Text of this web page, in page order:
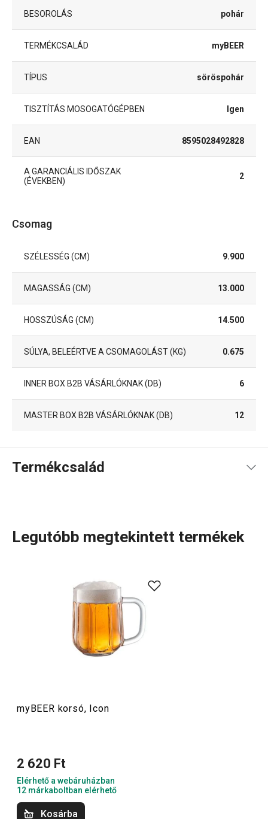
BESOROLÁS pohár
TERMÉKCSALÁD myBEER
TÍPUS söröspohár
TISZTÍTÁS MOSOGATÓGÉPBEN Igen
EAN 8595028492828
A GARANCIÁLIS IDŐSZAK
(ÉVEKBEN)
2
Csomag
SZÉLESSÉG (CM) 9.900
MAGASSÁG (CM) 13.000
HOSSZÚSÁG (CM) 14.500
SÚLYA, BELEÉRTVE A CSOMAGOLÁST (KG) 0.675
INNER BOX B2B VÁSÁRLÓKNAK (DB) 6
MASTER BOX B2B VÁSÁRLÓKNAK (DB) 12
Termékcsalád
kollekció neked készült – ezekkel a stílusos darabokkal
igazán különleges élmény lesz a kedvenc aranyló italod
elfogyasztása. Találsz köztük háromdecis poharat, korsót
és söröskancsót is – mindegyiket egyedi, karakteres
dizájn jellemzi.
Legutóbb megtekintett termékek
myBEER korsó, Icon
2 620 Ft
Elérhető a webáruházban
12 márkaboltban elérhető
Kosárba